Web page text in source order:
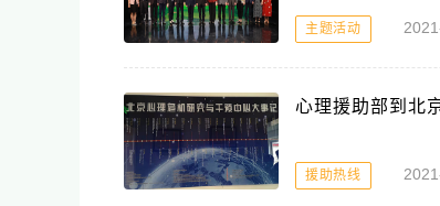
主题活动
心理援助部到北
援助热线